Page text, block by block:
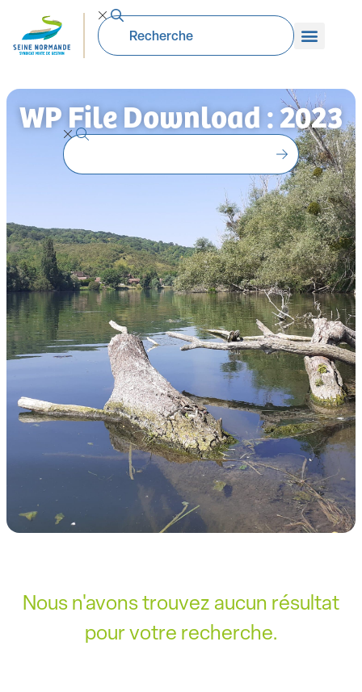
WP File Download : 2023
Nous n'avons trouvez aucun résultat
pour votre recherche.